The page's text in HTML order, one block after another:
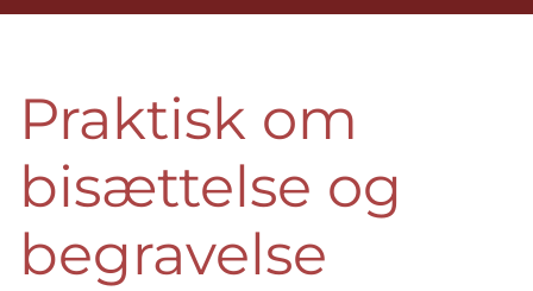
Praktisk om
bisættelse og
begravelse